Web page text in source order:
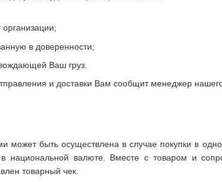
в доверенности;
Ваш груз.
и доставки Вам сообщит менеджер
может быть осуществлена в случае покупки в
в национальной валюте. Вместе с товаром и
товарный чек.